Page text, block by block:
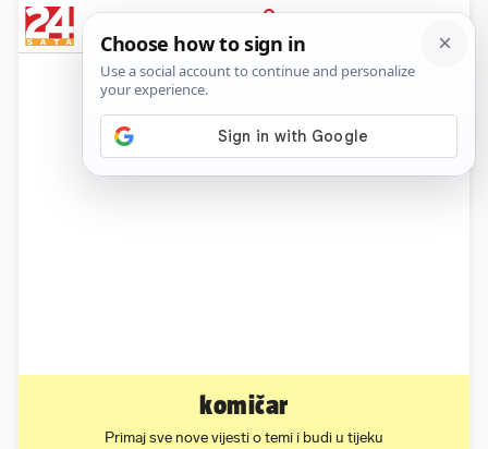
PRIJAVA
News
komičar
Primaj sve nove vijesti o temi i budi u tijeku